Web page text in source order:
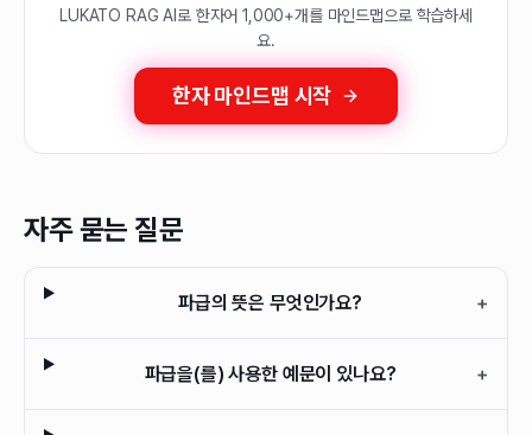
LUKATO RAG AI로 한자어 1,000+개를 마인드맵으로 학습하세
요.
한자 마인드맵 시작
자주 묻는 질문
파급의 뜻은 무엇인가요? +
파급을(를) 사용한 예문이 있나요? +